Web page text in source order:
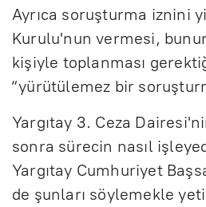
Ayrıca soruşturma iznini
Kurulu'nun vermesi,
kişiyle toplanması
“yürütülemez bir
Yargıtay 3. Ceza
sonra sürecin nasıl
Yargıtay Cumhuriyet
de şunları söylemekle